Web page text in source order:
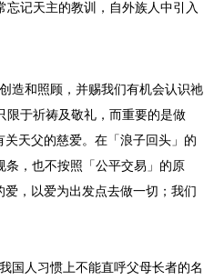
记天主的教训，自外族人中引入
造和照顾，并赐我们有机会认识祂
限于祈祷及敬礼，而重要的是做
天父的慈爱。在「浪子回头」的
，也不按照「公平交易」的原
，以爱为出发点去做一切；我们
国人习惯上不能直呼父母长者的名